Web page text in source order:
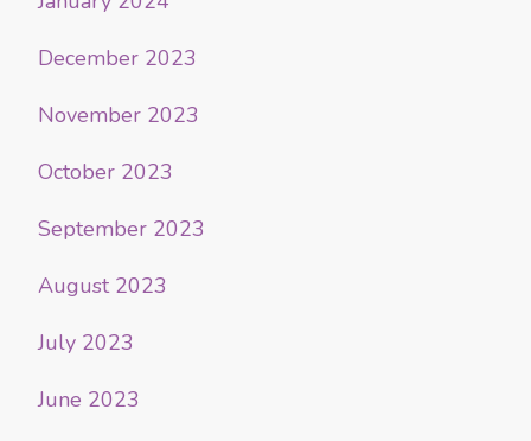
December 2023
November 2023
October 2023
September 2023
August 2023
July 2023
June 2023